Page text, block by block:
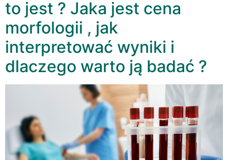
to jest ? Jaka jest cena
morfologii , jak
interpretować wyniki i
dlaczego warto ją badać ?